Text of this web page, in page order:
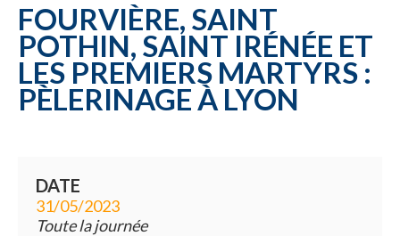
FOURVIÈRE, SAINT
POTHIN, SAINT IRÉNÉE ET
LES PREMIERS MARTYRS :
PÈLERINAGE À LYON
DATE
31/05/2023
Toute la journée